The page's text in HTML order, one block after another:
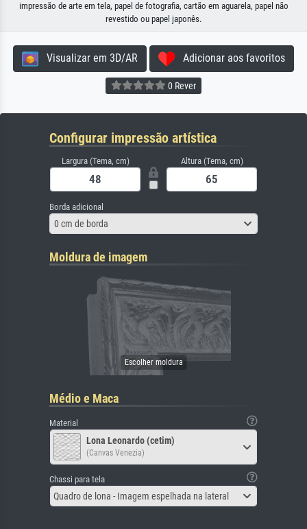
impressão de arte em tela, papel de fotografia, cartão em aguarela, papel não
revestido ou papel japonês.
Visualizar em 3D/AR Adicionar aos favoritos
0 Rever
Configurar impressão artística
Largura (Tema, cm) Altura (Tema, cm)
Borda adicional
0 cm de borda
Moldura de imagem
Médio e Maca
Material
Lona Leonardo (cetim)
(Canvas Venezia)
Chassi para tela
Quadro de lona - Imagem espelhada na lateral